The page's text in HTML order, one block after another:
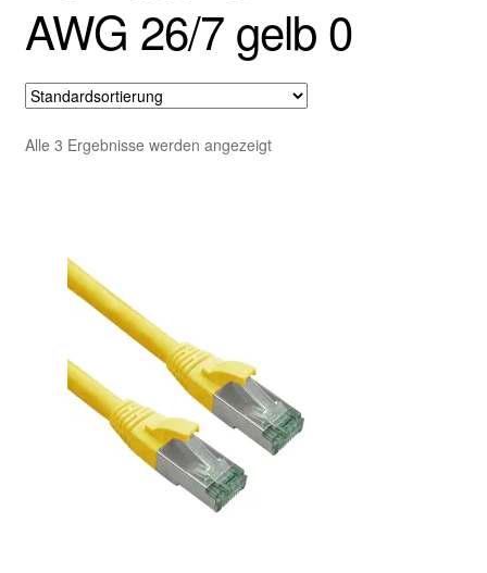
AWG 26/7 gelb 0
Alle 3 Ergebnisse werden angezeigt